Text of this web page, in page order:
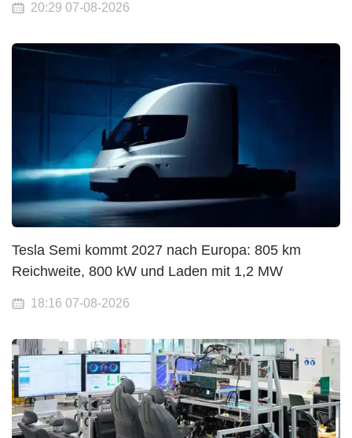
20:29 07-08-2026
Tesla Semi kommt 2027 nach Europa: 805 km
Reichweite, 800 kW und Laden mit 1,2 MW
18:16 07-08-2026